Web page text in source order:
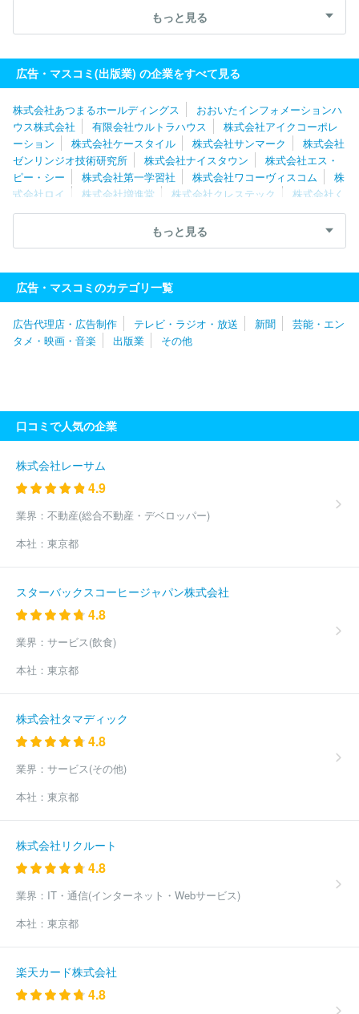
有限会社ウルトラハウス
株式会社アイクコーポレ
ーション
会社日本入試センター
株式会社くもん出版 株式会社扶桑社
株
式会社ぎょうせい
株式会社宣伝会議
もっと見る
広告・マスコミ(出版業) の企業をすべて見る
株式会社あつまるホールディングス
おおいたインフォメーションハ
ウス株式会社
有限会社ウルトラハウス
株式会社アイクコーポレ
ーション
株式会社ケースタイル 株式会社サンマーク
株式会社
ゼンリンジオ技術研究所
株式会社ナイスタウン
株式会社エス・
ピー・シー
株式会社第一学習社 株式会社ワコーヴィスコム
株
式会社ロイ
株式会社増進堂 株式会社クレステック
株式会社く
もん出版
数研出版株式会社 株式会社カラフルカンパニー
東京
株式会社ジェイオフィス
株式会社くふうしず
おか
ぱど
株式会社カレンテックス
株式会社リクルート北海道じゃら
ん
クインテツセンス出版株式会社
ＳＳ
株式会社造形社 株式会社文芸社
明治図書出版株式会社
株式会社ＳＨＩ
株式会社講談社
スティーニ・ジャパン
株式会社緑書房
株式会社プレジデント社
株式会社サイファ
株式会社成山堂書店
株式会社コロナ社 共立出版株式会社
株
式会社マガジンハウス
パン
国際情報マネジメント有限会社
光文社
株式会社コンセント
ティワン
エルゼビア・ジャパン株式会社
スターツ出版株式会社
新報社
株式会社光文書院
社
株式会社白泉社 株式会社高橋書店 株式会社新潮社
株式
院
ＭＢＫ Ｗｅｌｌｎｅｓｓ株式会社 株式会社ポプラ社
会社翔泳社
株式会社宣伝会議
株式会社ダイヤ
モンド社
合同会社コンデナスト・ジャパン
ビス株式会社
株式会社ループスプロダクション
株式会社宇宙堂八木書店
株式
会社ビイサイドプランニング
もっと見る
広告・マスコミのカテゴリ一覧
広告代理店・広告制作 テレビ・ラジオ・放送 新聞
芸能・エン
タメ・映画・音楽
出版業 その他
口コミで人気の企業
株式会社レーサム
4.9
業界： 不動産(総合不動産・デベロッパー)
本社： 東京都
スターバックスコーヒージャパン株式会社
4.8
業界： サービス(飲食)
本社： 東京都
株式会社タマディック
4.8
業界： サービス(その他)
本社： 東京都
株式会社リクルート
4.8
業界： IT・通信(インターネット・Webサービス)
本社： 東京都
楽天カード株式会社
4.8